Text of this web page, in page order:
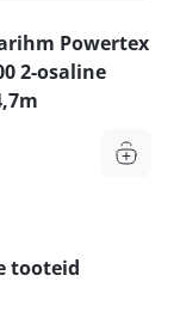
Powertex
2-osaline
tooteid